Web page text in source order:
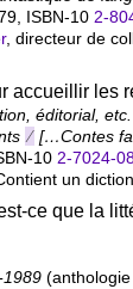
ISBN-10 2-
, directeur de
accueillir les
éditorial, etc.
⁄ […Contes
102-7024-
un
ce que la
1989